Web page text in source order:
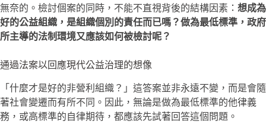
無奈的。檢討個案的同時，不能不直視背後的結構因素： 想成為
好的公益組織，是組織個別的責任而已嗎？做為最低標準，政府
所主導的法制環境又應該如何被檢討呢？
通過法案以回應現代公益治理的想像
「什麼才是好的非營利組織？」這答案並非永遠不變，而是會隨
著社會變遷而有所不同。因此，無論是做為最低標準的他律義
務，或高標準的自律期待，都應該先試著回答這個問題。